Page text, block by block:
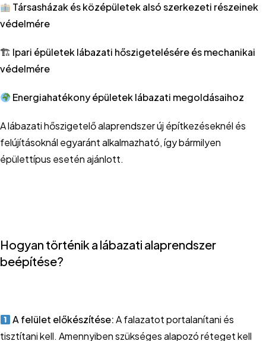
Társasházak és középületek alsó szerkezeti részeinek
védelmére
🏗 Ipari épületek lábazati hőszigetelésére és mechanikai
védelmére
Energiahatékony épületek lábazati megoldásaihoz
A lábazati hőszigetelő alaprendszer új építkezéseknél és
felújításoknál egyaránt alkalmazható, így bármilyen
épülettípus esetén ajánlott.
Hogyan történik a lábazati alaprendszer
beépítése?
A felület előkészítése:A falazatot portalanítani és
tisztítani kell. Amennyiben szükséges alapozó réteget kell